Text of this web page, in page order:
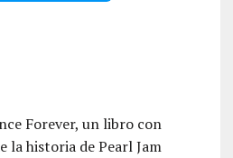
Forever, un libro con
la historia de Pearl Jam